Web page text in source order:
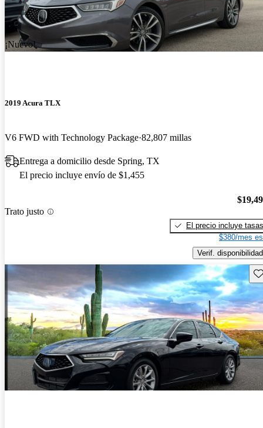
¡Nuevo!
2019 Acura TLX
V6 FWD with Technology Package 82,807 millas
Entrega a domicilio desde Spring, TX
El precio incluye envío de $1,455
Trato justo
El precio incluye tasas
$380/mes
Verif. disponibilidad